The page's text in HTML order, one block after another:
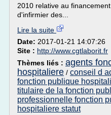
2010 relative au
d'infirmier des...
Lire la suite
Date: 2017-01-21 14:07:26
Site : http://www.cgtlaborit.fr
Thèmes liés : agents
hospitaliere / conseil d
fonction publique
titulaire de la fonction
professionnelle fonction
hospitaliere statut